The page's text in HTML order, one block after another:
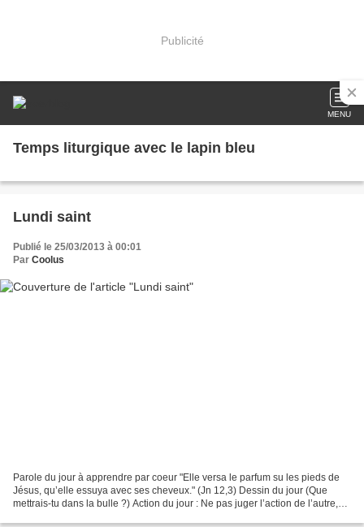
Publicité
MENU
Temps liturgique avec le lapin bleu
Lundi saint
Publié le 25/03/2013 à 00:01
Par Coolus
Parole du jour à apprendre par coeur "Elle versa le parfum su les pieds de
Jésus, qu’elle essuya avec ses cheveux." (Jn 12,3) Dessin du jour (Que
mettrais-tu dans la bulle ?) Action du jour : Ne pas juger l’action de l’autre,